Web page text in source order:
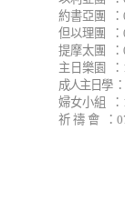
約書亞團
：
但以理團
：
提摩太團
：
主日樂園
：
成人主日學
婦女小組
：
祈 禱 會
：